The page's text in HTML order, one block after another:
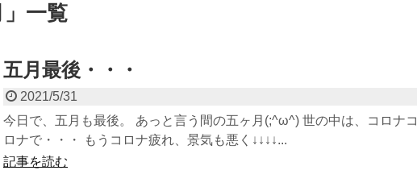
」 一覧
五月最後・・・
2021/5/31
今日で、五月も最後。 あっと言う間の五ヶ月(;^ω^) 世の中は、コロナコ
ロナで・・・ もうコロナ疲れ、景気も悪く↓↓↓↓...
記事を読む